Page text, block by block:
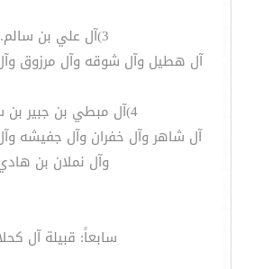
3)آل علي بن سالم.:
آل هطيل وآل شوقه وآل مرزوق
4)آل مبطي بن جبير بن سالم.:
آل شاهر وآل خفران وآل جفيشه
وآل نملان بن
سابعاً: قبيلة آل